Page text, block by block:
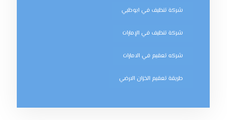
شركة تنظيف في ابوظبي
شركة تنظيف في الإمارات
شركه تعقيم في الامارات
طريقة تعقيم الخزان الارضي